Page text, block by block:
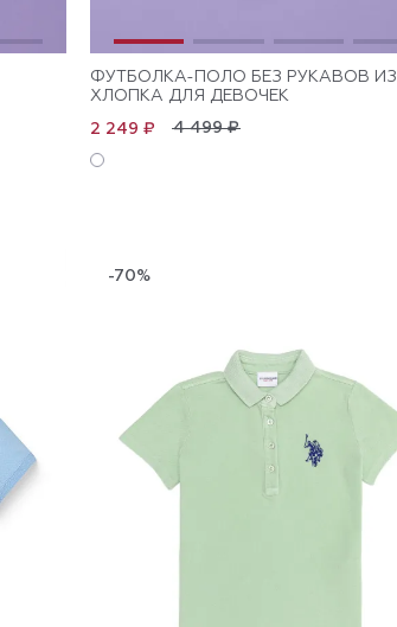
ФУТБОЛКА-ПОЛО БЕЗ РУКАВОВ ИЗ
ХЛОПКА ДЛЯ ДЕВОЧЕК
4 499 ₽
2 249 ₽
-70%